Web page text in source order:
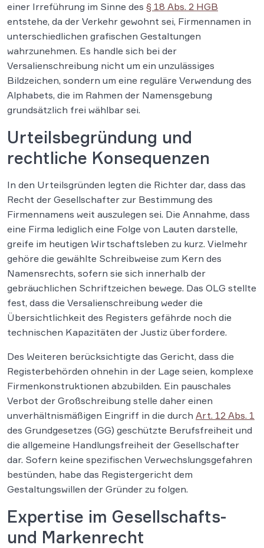
einer Irreführung im Sinne des § 18 Abs. 2 HGB
entstehe, da der Verkehr gewohnt sei, Firmennamen in
unterschiedlichen grafischen Gestaltungen
wahrzunehmen. Es handle sich bei der
Versalienschreibung nicht um ein unzulässiges
Bildzeichen, sondern um eine reguläre Verwendung des
Alphabets, die im Rahmen der Namensgebung
grundsätzlich frei wählbar sei.
Urteilsbegründung und
rechtliche Konsequenzen
In den Urteilsgründen legten die Richter dar, dass das
Recht der Gesellschafter zur Bestimmung des
Firmennamens weit auszulegen sei. Die Annahme, dass
eine Firma lediglich eine Folge von Lauten darstelle,
greife im heutigen Wirtschaftsleben zu kurz. Vielmehr
gehöre die gewählte Schreibweise zum Kern des
Namensrechts, sofern sie sich innerhalb der
gebräuchlichen Schriftzeichen bewege. Das OLG stellte
fest, dass die Versalienschreibung weder die
Übersichtlichkeit des Registers gefährde noch die
technischen Kapazitäten der Justiz überfordere.
Des Weiteren berücksichtigte das Gericht, dass die
Registerbehörden ohnehin in der Lage seien, komplexe
Firmenkonstruktionen abzubilden. Ein pauschales
Verbot der Großschreibung stelle daher einen
unverhältnismäßigen Eingriff in die durch Art. 12 Abs. 1
des Grundgesetzes (GG) geschützte Berufsfreiheit und
die allgemeine Handlungsfreiheit der Gesellschafter
dar. Sofern keine spezifischen Verwechslungsgefahren
bestünden, habe das Registergericht dem
Gestaltungswillen der Gründer zu folgen.
Expertise im Gesellschafts-
und Markenrecht